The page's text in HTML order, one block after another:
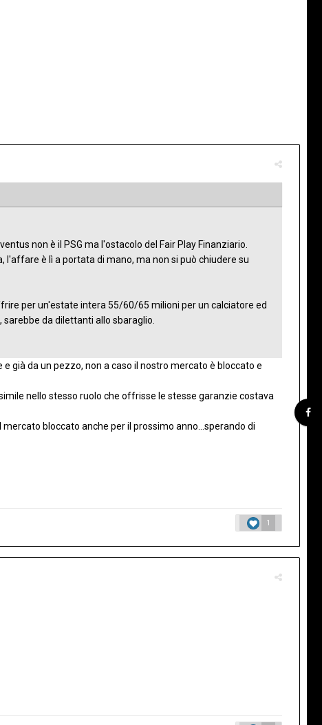
non è il PSG ma l'ostacolo del Fair Play Finanziario.
è lì a portata di mano, ma non si può chiudere su
per un'estate intera 55/60/65 milioni per un calciatore ed
sarebbe da dilettanti allo sbaraglio.
già da un pezzo, non a caso il nostro mercato è bloccato e
nello stesso ruolo che offrisse le stesse garanzie costava
bloccato anche per il prossimo anno...sperando di
1